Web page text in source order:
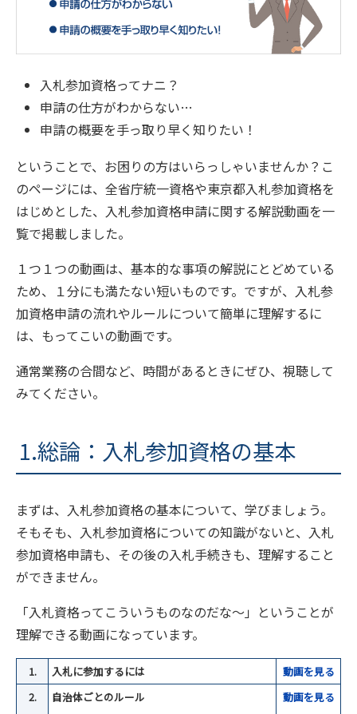
入札参加資格ってナニ？
申請の仕方がわからない…
申請の概要を手っ取り早く知りたい！
ということで、お困りの方はいらっしゃいませんか？こ
のページには、全省庁統一資格や東京都入札参加資格を
はじめとした、入札参加資格申請に関する解説動画を一
覧で掲載しました。
１つ１つの動画は、基本的な事項の解説にとどめている
ため、１分にも満たない短いものです。ですが、入札参
加資格申請の流れやルールについて簡単に理解するに
は、もってこいの動画です。
通常業務の合間など、時間があるときにぜひ、視聴して
みてください。
1.総論：入札参加資格の基本
まずは、入札参加資格の基本について、学びましょう。
そもそも、入札参加資格についての知識がないと、入札
参加資格申請も、その後の入札手続きも、理解すること
ができません。
「入札資格ってこういうものなのだな～」ということが
理解できる動画になっています。
1. 入札に参加するには
動画を見る
2.
自治体ごとのルール 動画を見る